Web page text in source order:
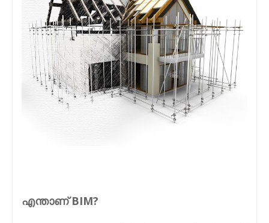
എന്താണ് BIM?